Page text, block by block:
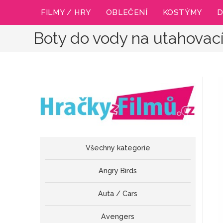
FILMY / HRY OBLEČENÍ KOSTÝMY
Boty do vody na
Všechny kategorie
Angry Birds
Auta / Cars
Avengers